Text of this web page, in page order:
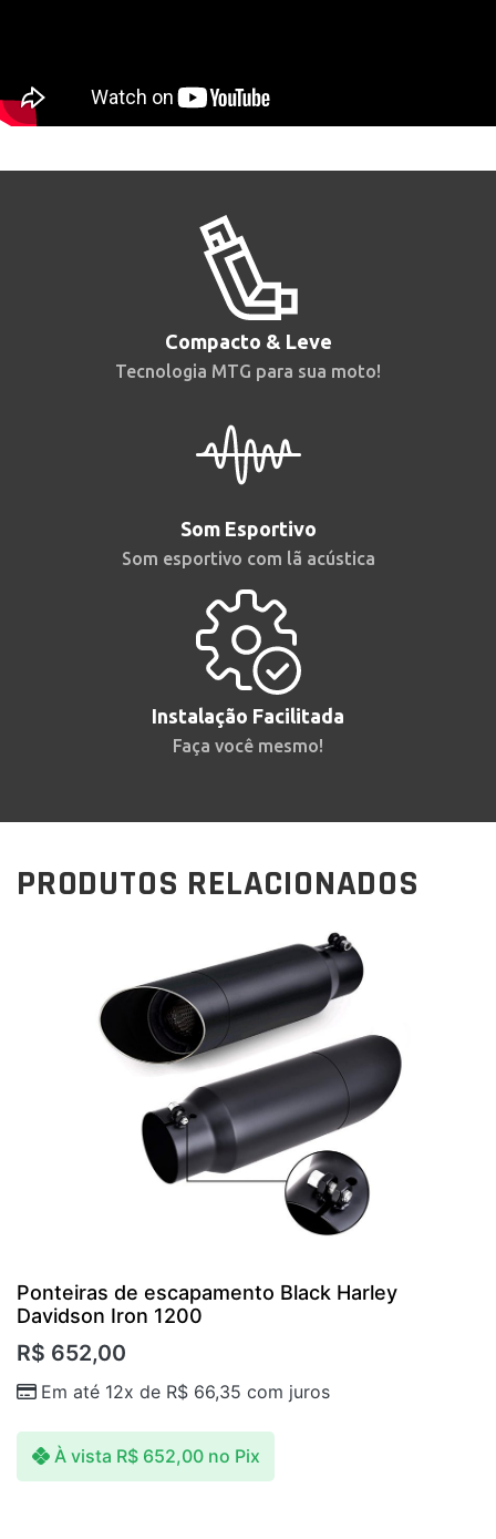
Compacto & Leve
Tecnologia MTG para sua moto!
Som Esportivo
Som esportivo com lã acústica
Instalação Facilitada
Faça você mesmo!
PRODUTOS RELACIONADOS
Ponteiras de escapamento Black Harley
Davidson Iron 1200
R$ 652,00
Em até 12x de R$ 66,35 com juros
À vista R$652,00 no Pix